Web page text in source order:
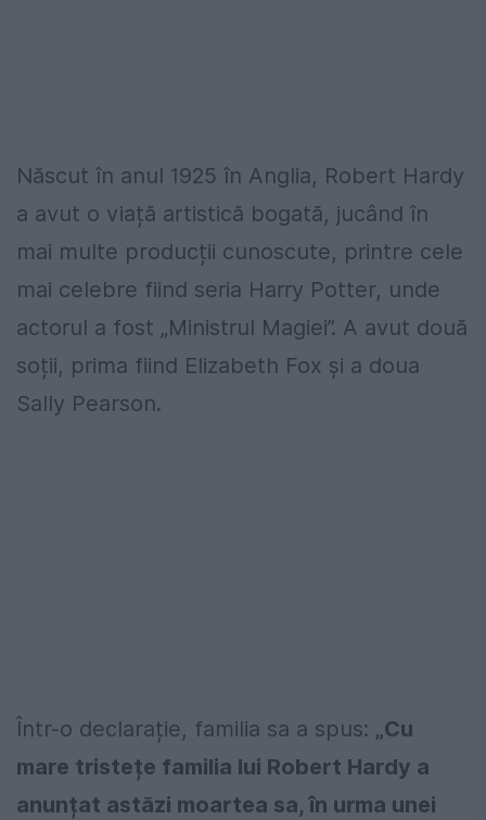
Născut în anul 1925 în Anglia, Robert Hardy
a avut o viață artistică bogată, jucând în
mai multe producții cunoscute, printre cele
mai celebre fiind seria Harry Potter, unde
actorul a fost „Ministrul Magiei”. A avut două
soții, prima fiind Elizabeth Fox și a doua
Sally Pearson.
Într-o declarație, familia sa a spus: „Cu
mare tristețe familia lui Robert Hardy a
anunțat astăzi moartea sa, în urma unei